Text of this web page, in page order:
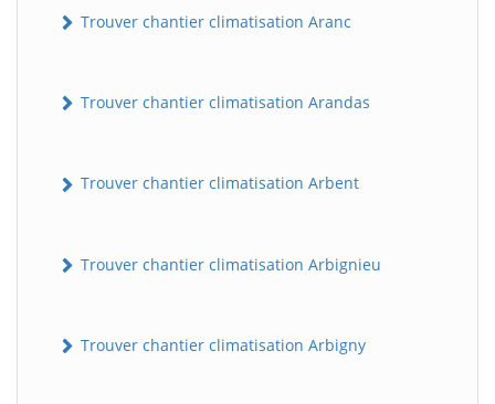
Trouver chantier climatisation Aranc
Trouver chantier climatisation Arandas
Trouver chantier climatisation Arbent
Trouver chantier climatisation Arbignieu
Trouver chantier climatisation Arbigny